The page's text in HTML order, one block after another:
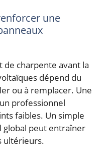
une
de charpente avant la
dépend du
ou à remplacer. Une
professionnel
faibles. Un simple
global peut entraîner
ultérieurs.